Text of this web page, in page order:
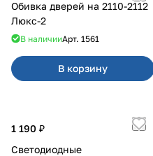
Обивка дверей на 2110-2112
Люкс-2
В наличииАрт. 1561
В корзину
1 190 ₽
Светодиодные